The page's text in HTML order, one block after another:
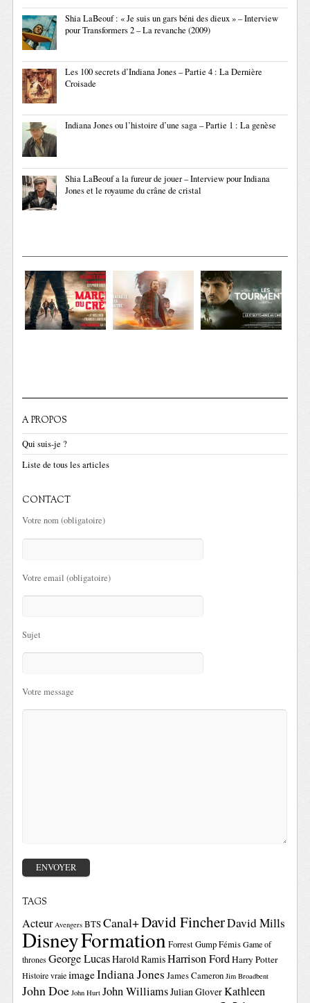
Shia LaBeouf : « Je suis un gars béni des dieux » – Interview
pour Transformers 2 – La revanche (2009)
Les 100 secrets d’Indiana Jones – Partie 4 : La Dernière
Croisade
Indiana Jones ou l’histoire d’une saga – Partie 1 : La genèse
Shia LaBeouf a la fureur de jouer – Interview pour Indiana
Jones et le royaume du crâne de cristal
A PROPOS
Qui suis-je ?
Liste de tous les articles
CONTACT
Votre nom (obligatoire)
Votre email (obligatoire)
Sujet
Votre message
TAGS
Acteur Avengers BTSCanal+David FincherDavid Mills
DisneyFormationForrest GumpFémis Game of
thrones George LucasHarold RamisHarrison FordHarry Potter
Histoire vraie imageIndiana Jones James Cameron Jim Broadbent
John Doe John Hurt John WilliamsJulian GloverKathleen